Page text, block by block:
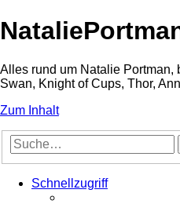
Alles rund um Natalie Portman,
Swan, Knight of Cups, Thor,
Zum Inhalt
Schnellzugriff